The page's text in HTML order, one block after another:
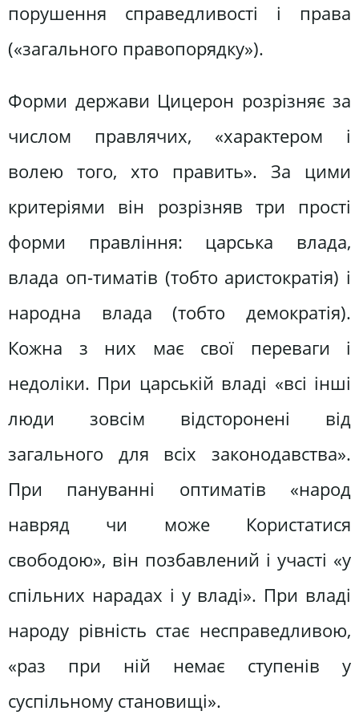
порушення справедливості і права
(«загального правопорядку»).
Форми держави Цицерон розрізняє за
числом правлячих, «характером і
волею того, хто править». За цими
критеріями він розрізняв три прості
форми правління: царська влада,
влада оп-тиматів (тобто аристократія) і
народна влада (тобто демократія).
Кожна з них має свої переваги і
недоліки. При царській владі «всі інші
люди зовсім відсторонені від
загального для всіх законодавства».
При пануванні оптиматів «народ
навряд чи може Користатися
свободою», він позбавлений і участі «у
спільних нарадах і у владі». При владі
народу рівність стає несправедливою,
«раз при ній немає ступенів у
суспільному становищі».